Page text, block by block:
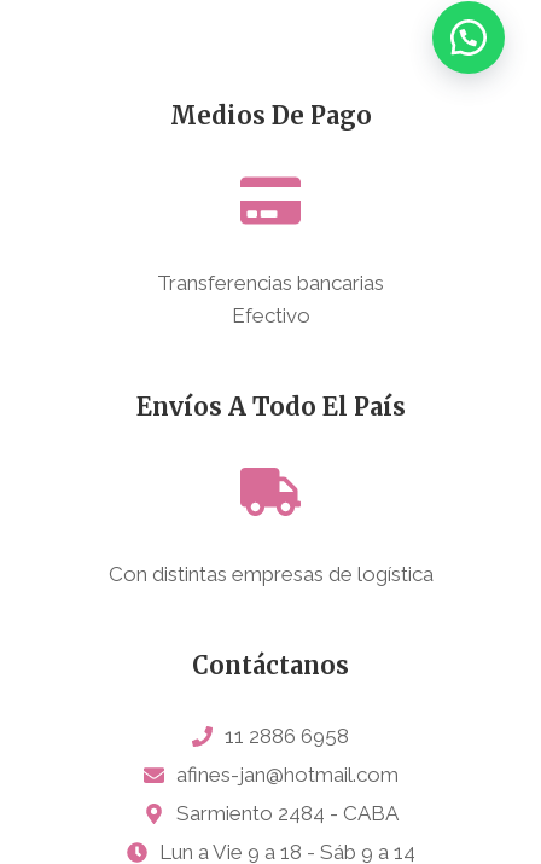
Medios De Pago
Transferencias bancarias
Efectivo
Envíos A Todo El País
Con distintas empresas de logística
Contáctanos
11 2886 6958
afines-jan@hotmail.com
Sarmiento 2484 - CABA
Lun a Vie 9 a 18 - Sáb 9 a 14